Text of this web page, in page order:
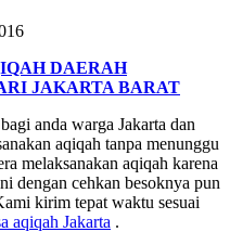
DAERAH
JAKARTA BARAT
anda warga Jakarta dan
aqiqah tanpa menunggu
melaksanakan aqiqah karena
dengan cehkan besoknya pun
kirim tepat waktu sesuai
aqiqah Jakarta .